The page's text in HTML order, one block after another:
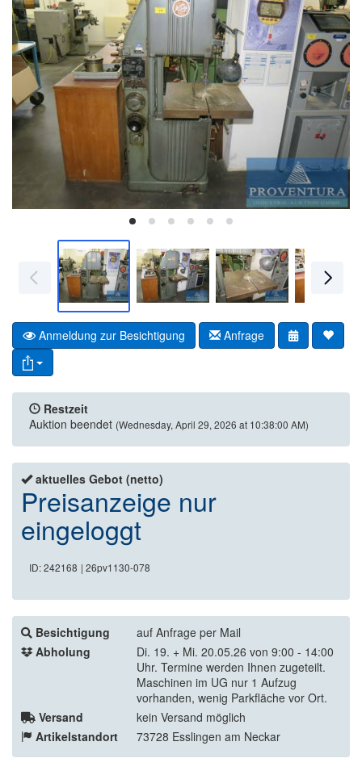
Anmeldung zur Besichtigung Anfrage
Restzeit
Auktion beendet (Wednesday, April 29, 2026 at 10:38:00 AM)
aktuelles Gebot (netto)
Preisanzeige nur
eingeloggt
ID: 242168 | 26pv1130-078
Besichtigung
auf Anfrage per Mail
Abholung
Di. 19. + Mi. 20.05.26 von 9:00 - 14:00
Uhr. Termine werden Ihnen zugeteilt.
Maschinen im UG nur 1 Aufzug
vorhanden, wenig Parkfläche vor Ort.
Versand
kein Versand möglich
Artikelstandort
73728 Esslingen am Neckar